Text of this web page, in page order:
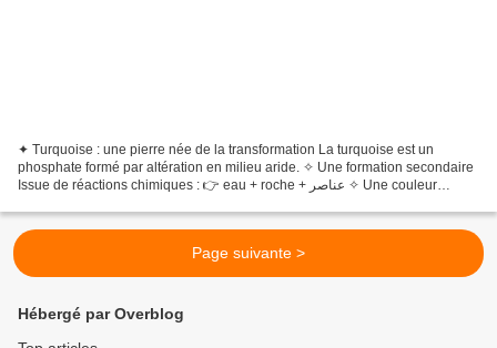
✦ Turquoise : une pierre née de la transformation La turquoise est un
phosphate formé par altération en milieu aride. ✧ Une formation secondaire
Issue de réactions chimiques : 👉 eau + roche + عناصر ✧ Une couleur
Page suivante >
Hébergé par Overblog